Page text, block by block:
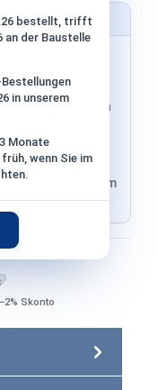
bestellt, trifft
an der Baustelle
in unserem
Monate
wenn Sie im
übernommen
finalen Schritt im
Skonto